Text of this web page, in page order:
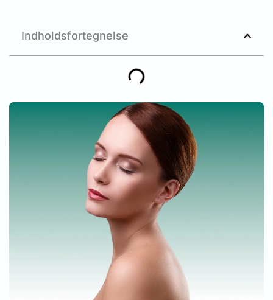
Indholdsfortegnelse